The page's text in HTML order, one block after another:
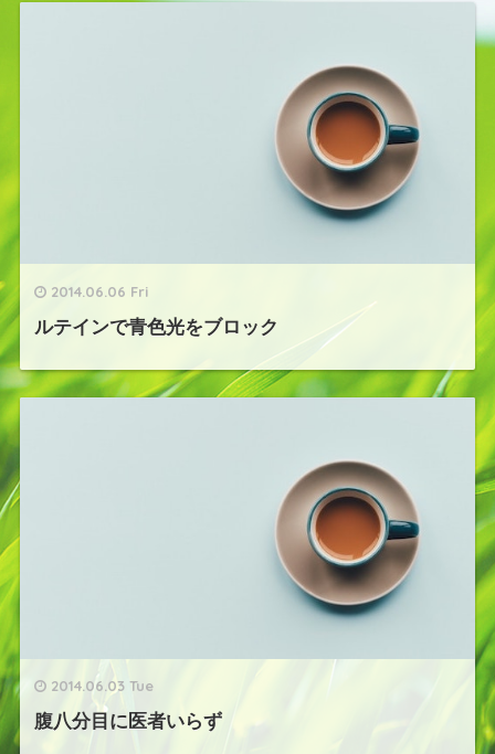
2014.06.06 Fri
ルテインで青色光をブロック
2014.06.03 Tue
腹八分目に医者いらず